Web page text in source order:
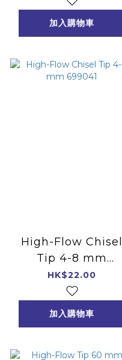
加入購物車
High-Flow Chisel
Tip 4-8 mm
699041
HK$22.00
加入購物車